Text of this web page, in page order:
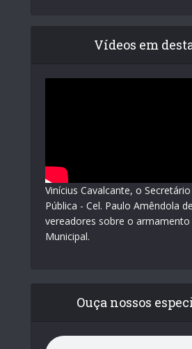
Vídeos em
Vinícius Cavalcante, o
Pública - Cel. Paulo Amêndola
vereadores sobre o armamento
Municipal.
Ouça nossos